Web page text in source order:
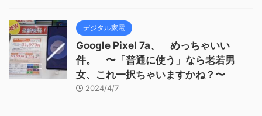
デジタル家電
Google Pixel 7a、 めっちゃいい
件。 〜「普通に使う」なら老若男
女、これ一択ちゃいますかね？〜
2024/4/7